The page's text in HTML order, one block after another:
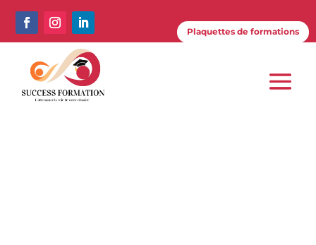
Plaquettes de formations